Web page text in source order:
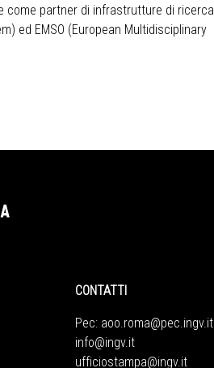
come partner di infrastrutture di ricerca
ed EMSO (European Multidisciplinary
CONTATTI
Pec: aoo.roma@pec.ingv.it
info@ingv.it
ufficiostampa@ingv.it